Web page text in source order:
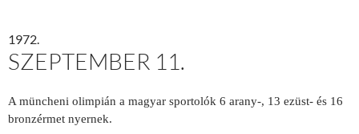
1972.
SZEPTEMBER 11.
A müncheni olimpián a magyar sportolók 6 arany-, 13 ezüst- és 16
bronzérmet nyernek.